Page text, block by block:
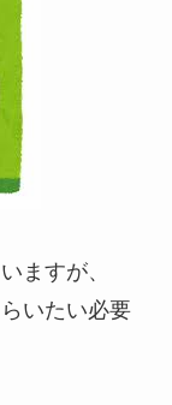
ますが、
いたい必要